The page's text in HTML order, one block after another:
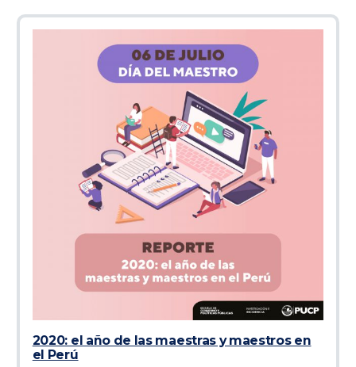
2020: el año de las maestras y maestros en
el Perú